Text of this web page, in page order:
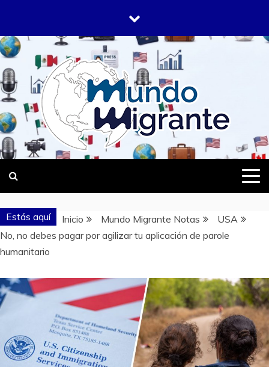
contenido
MUNDO
MIGRANTE
DONDE TODOS SOMOS MIGRANTES
Estás aquí Inicio Mundo Migrante Notas
USA
No, no debes pagar por agilizar tu aplicación de parole
humanitario